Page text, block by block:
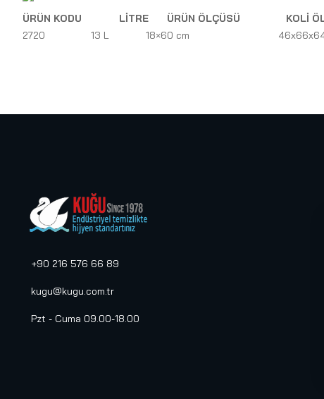
ÜRÜN KODU LİTRE ÜRÜN ÖLÇÜSÜ KOLİ
2720
13 L 18×60 cm
+90 216 576 66 89
kugu@kugu.com.tr
Pzt - Cuma 09.00-18.00